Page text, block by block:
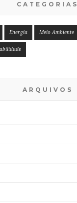
CATEGORIAS
Energia Meio Ambiente
ARQUIVOS